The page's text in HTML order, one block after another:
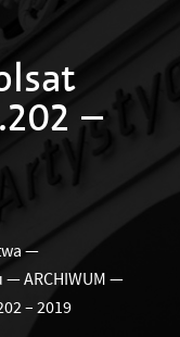
–
—
—ARCHIWUM —
– 2019